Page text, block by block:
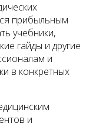
прибыльным
учебники,
гайды и другие
и
в конкретных
и